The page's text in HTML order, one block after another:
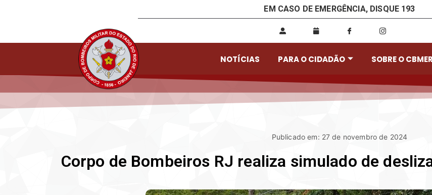
EM CASO DE EMERGÊNCIA, DISQUE 193
NOTÍCIAS PARA O CIDADÃO SOBRE O
Publicado em: 27 de novembro de 2024
Corpo de Bombeiros RJ realiza simulado de